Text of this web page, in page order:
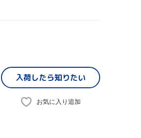
入荷したら知りたい
お気に入り追加